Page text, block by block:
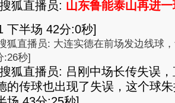
搜狐直播员: 山东鲁能泰山再进
下半场 42分:0秒]
狐直播员: 大连实德在前场发边线球
:26秒]
搜狐直播员: 吕刚中场长传失误
的传球也出现了失误，这个球